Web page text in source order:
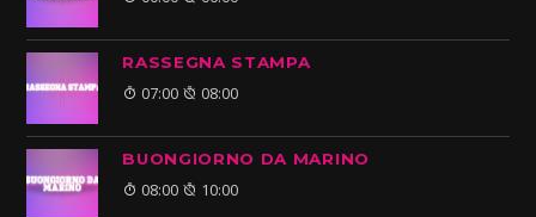
RASSEGNA STAMPA
07:00 08:00
BUONGIORNO DA MARINO
08:00 10:00